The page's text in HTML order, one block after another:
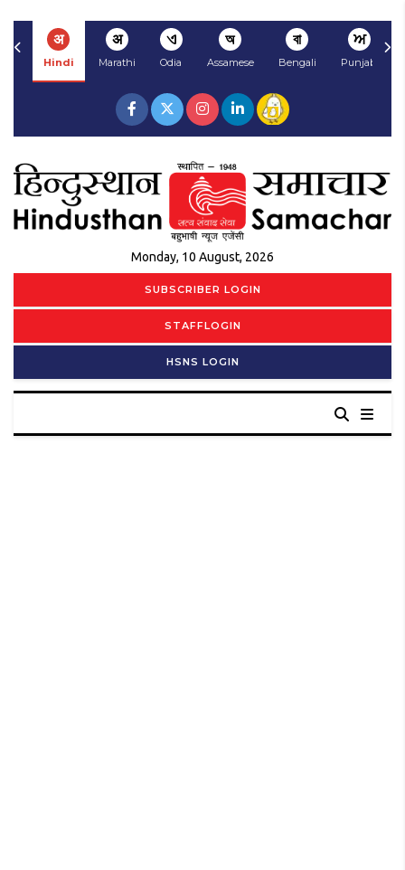
अ
Hindi
अ
Marathi
ଏ
Odia
অ
Assamese
বা
Bengali
ਅ
Punjabi
Monday, 10 August, 2026
SUBSCRIBER LOGIN
STAFFLOGIN
HSNS LOGIN